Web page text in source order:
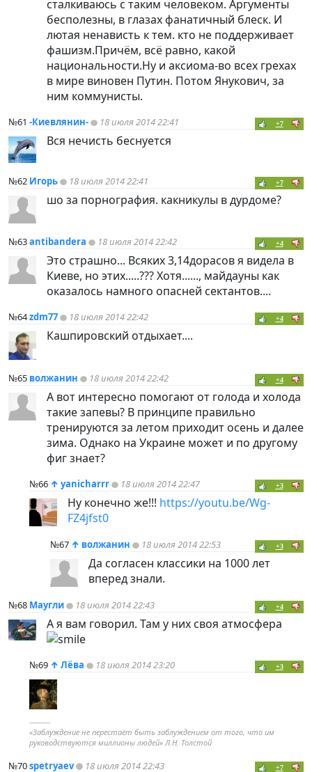
сталкиваюсь с таким человеком. Аргументы
бесполезны, в глазах фанатичный блеск. И
лютая ненависть к тем. кто не поддерживает
фашизм.Причём, всё равно, какой
национальности.Ну и аксиома-во всех грехах
в мире виновен Путин. Потом Янукович, за
ним коммунисты.
№61 -Киевлянин- 18 июля 2014 22:41 +7
Вся нечисть беснуется
№62 Игорь 18 июля 2014 22:41 +7
шо за порнография. какникулы в дурдоме?
№63antibandera 18 июля 2014 22:42 +4
Это страшно... Всяких 3,14дорасов я видела в
Киеве, но этих.....??? Хотя......, майдауны как
оказалось намного опасней сектантов....
№64zdm77 18 июля 2014 22:42 +4
Кашпировский отдыхает....
№65 волжанин 18 июля 2014 22:42 +4
А вот интересно помогают от голода и холода
такие запевы? В принципе правильно
тренируются за летом приходит осень и далее
зима. Однако на Украине может и по другому
фиг знает?
№66 ↑ yanicharrr 18 июля 2014 22:47 +3
Ну конечно же!!! https://youtu.be/Wg-
FZ4jfst0
№67 ↑ волжанин 18 июля 2014 22:53 +3
Да согласен классики на 1000 лет
вперед знали.
№68 Маугли 18 июля 2014 22:43 +4
А я вам говорил. Там у них своя атмосфера
№69 ↑ Лёва 18 июля 2014 23:20 +3
----------
«Заблуждение не перестаёт быть заблуждением от того, что им
руководствуются миллионы людей» Л.Н. Толстой
№70spetryaev 18 июля 2014 22:43 +7